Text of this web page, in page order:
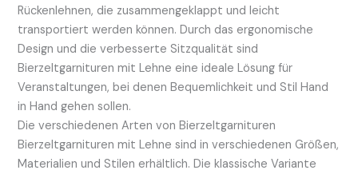
Rückenlehnen, die zusammengeklappt und leicht
transportiert werden können. Durch das ergonomische
Design und die verbesserte Sitzqualität sind
Bierzeltgarnituren mit Lehne eine ideale Lösung für
Veranstaltungen, bei denen Bequemlichkeit und Stil Hand
in Hand gehen sollen.
Die verschiedenen Arten von Bierzeltgarnituren
Bierzeltgarnituren mit Lehne sind in verschiedenen Größen,
Materialien und Stilen erhältlich. Die klassische Variante